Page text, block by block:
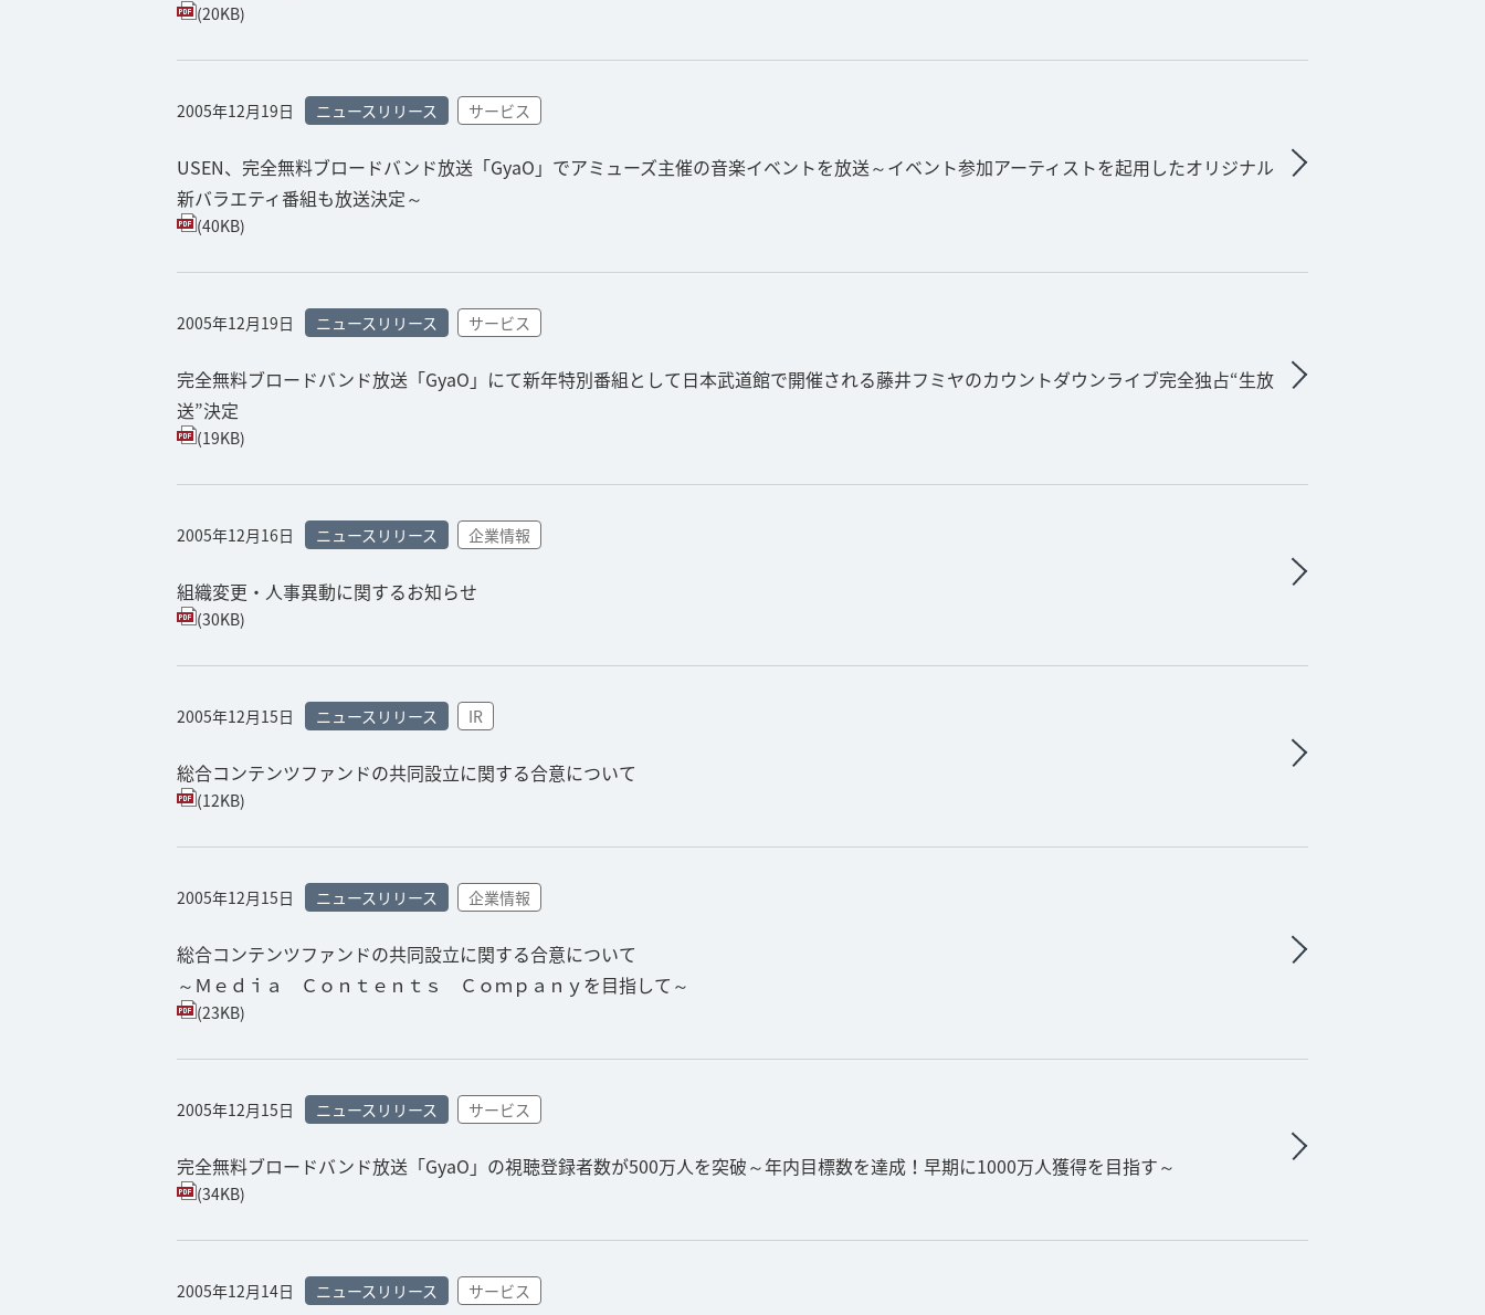
(20KB)
2005年12月19日 ニュースリリース サービス
USEN、完全無料ブロードバンド放送「GyaO」でアミューズ主催の音楽イベントを放送～イベント参加アーティストを起用したオリジナル
新バラエティ番組も放送決定～
(40KB)
2005年12月19日 ニュースリリース サービス
完全無料ブロードバンド放送「GyaO」にて新年特別番組として日本武道館で開催される藤井フミヤのカウントダウンライブ完全独占“生放
送”決定
(19KB)
2005年12月16日 ニュースリリース 企業情報
組織変更・人事異動に関するお知らせ
(30KB)
2005年12月15日 ニュースリリース IR
総合コンテンツファンドの共同設立に関する合意について
(12KB)
2005年12月15日 ニュースリリース 企業情報
総合コンテンツファンドの共同設立に関する合意について
～Ｍｅｄｉａ Ｃｏｎｔｅｎｔｓ Ｃｏｍｐａｎｙを目指して～
(23KB)
2005年12月15日 ニュースリリース サービス
完全無料ブロードバンド放送「GyaO」の視聴登録者数が500万人を突破～年内目標数を達成！早期に1000万人獲得を目指す～
(34KB)
2005年12月14日 ニュースリリース サービス